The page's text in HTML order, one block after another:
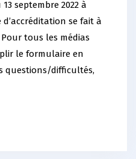
septembre 2022 à
d’accréditation se fait à
Pour tous les médias
le formulaire en
questions/difficultés,